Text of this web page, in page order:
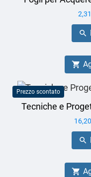


Prezzo scontato
Tecniche e

